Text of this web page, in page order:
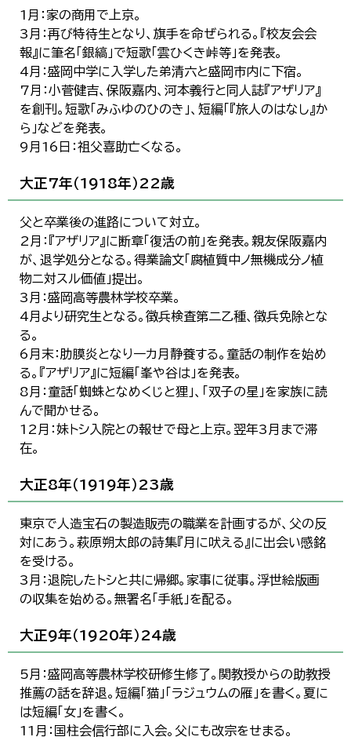
1月：家の商用で上京。
3月：再び特待生となり、旗手を命ぜられる。『校友会会
報』に筆名「銀縞」で短歌「雲ひくき峠等」を発表。
4月：盛岡中学に入学した弟清六と盛岡市内に下宿。
7月：小菅健吉、保阪嘉内、河本義行と同人誌『アザリア』
を創刊。短歌「みふゆのひのき」、短編「『旅人のはなし』か
ら」などを発表。
9月16日：祖父喜助亡くなる。
大正7年（1918年）22歳
父と卒業後の進路について対立。
2月：『アザリア』に断章「復活の前」を発表。親友保阪嘉内
が、退学処分となる。得業論文「腐植質中ノ無機成分ノ植
物ニ対スル価値」提出。
3月：盛岡高等農林学校卒業。
4月より研究生となる。徴兵検査第二乙種、徴兵免除とな
る。
6月末：肋膜炎となり一カ月静養する。童話の制作を始め
る。『アザリア』に短編「峯や谷は」を発表。
8月：童話「蜘蛛となめくじと狸」、「双子の星」を家族に読
んで聞かせる。
12月：妹トシ入院との報せで母と上京。翌年3月まで滞
在。
大正8年（1919年）23歳
東京で人造宝石の製造販売の職業を計画するが、父の反
対にあう。萩原朔太郎の詩集『月に吠える』に出会い感銘
を受ける。
3月：退院したトシと共に帰郷。家事に従事。浮世絵版画
の収集を始める。無署名「手紙」を配る。
大正9年（1920年）24歳
5月：盛岡高等農林学校研修生修了。関教授からの助教授
推薦の話を辞退。短編「猫」「ラジュウムの雁」を書く。夏に
は短編「女」を書く。
11月：国柱会信行部に入会。父にも改宗をせまる。